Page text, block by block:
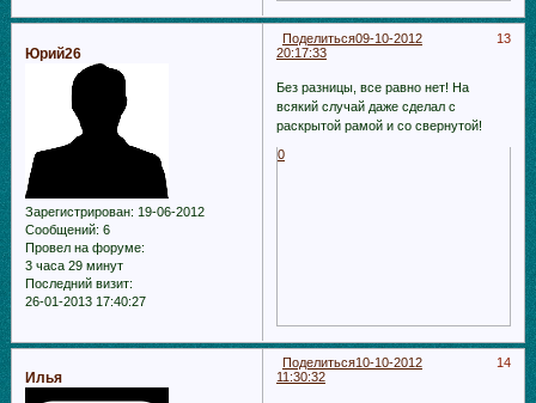
Поделиться 13
09-10-2012
20:17:33
Юрий26
Зарегистрирован: 19-06-2012
Сообщений: 6
Провел на форуме:
3 часа 29 минут
Последний визит:
26-01-2013 17:40:27
Без разницы, все равно нет! На
всякий случай даже сделал с
раскрытой рамой и со свернутой!
0
Поделиться 14
10-10-2012
11:30:32
Илья